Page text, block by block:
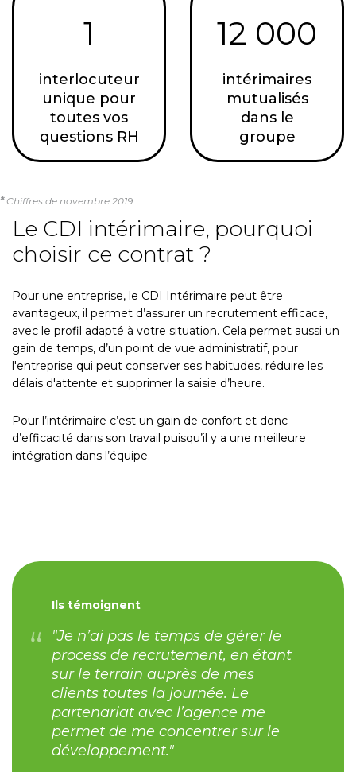
1
interlocuteur
unique pour
toutes vos
questions RH
12 000
intérimaires
mutualisés
dans le
groupe
*Chiffres de novembre 2019
Le CDI intérimaire, pourquoi
choisir ce contrat ?
Pour une entreprise, le CDI Intérimaire peut être
avantageux, il permet d’assurer un recrutement efficace,
avec le profil adapté à votre situation. Cela permet aussi un
gain de temps, d’un point de vue administratif, pour
l'entreprise qui peut conserver ses habitudes, réduire les
délais d'attente et supprimer la saisie d’heure.
Pour l’intérimaire c’est un gain de confort et donc
d’efficacité dans son travail puisqu’il y a une meilleure
intégration dans l’équipe.
Ils témoignent
"Je n’ai pas le temps de gérer le
process de recrutement, en étant
sur le terrain auprès de mes
clients toutes la journée. Le
partenariat avec l’agence me
permet de me concentrer sur le
développement."